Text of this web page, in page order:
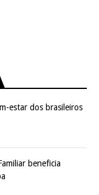
estar dos brasileiros
beneficia